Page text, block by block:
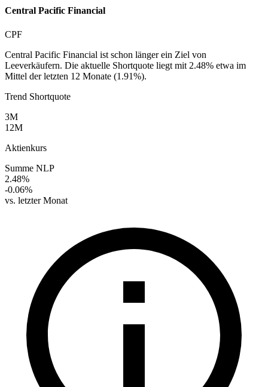
Central Pacific Financial
CPF
Central Pacific Financial ist schon länger ein Ziel von
Leeverkäufern. Die aktuelle Shortquote liegt mit 2.48% etwa im
Mittel der letzten 12 Monate (1.91%).
Trend Shortquote
3M
12M
Aktienkurs
Summe NLP
2.48%
-0.06%
vs. letzter Monat